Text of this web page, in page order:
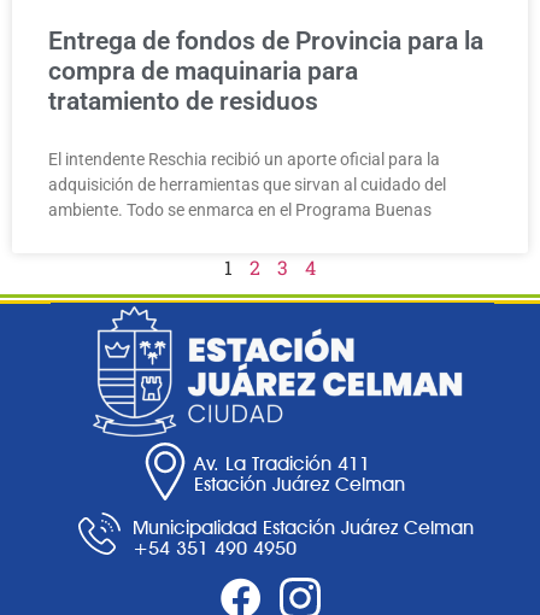
Entrega de fondos de Provincia para la
compra de maquinaria para
tratamiento de residuos
El intendente Reschia recibió un aporte oficial para la
adquisición de herramientas que sirvan al cuidado del
ambiente. Todo se enmarca en el Programa Buenas
1 2 3 4
Av. La Tradición 411
Estación Juárez Celman
Municipalidad Estación Juárez Celman
+54 351 490 4950